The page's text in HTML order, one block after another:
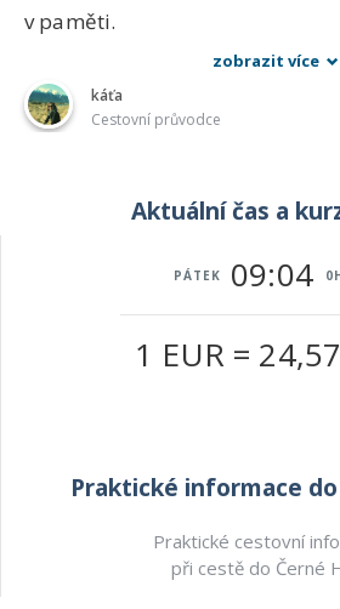
v paměti.
káťa
Cestovní průvodce
zobrazit více
Aktuální čas a
PÁTEK 09:04
1 EUR =
Praktické informace
Praktické cestovní
při cestě do Černé